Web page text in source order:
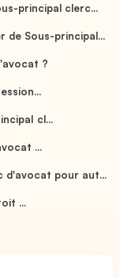
principal clerc...
de Sous-principal...
?
cl...
...
d'avocat pour aut...
...